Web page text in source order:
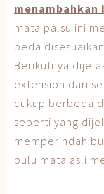
menambahkan
mata palsu ini
beda
Berikutnya
extension dari
cukup berbeda
seperti yang
memperindah
bulu mata asli